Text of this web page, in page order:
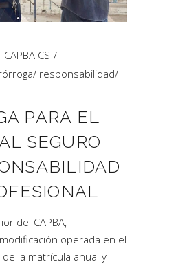
CAPBA CS
/ responsabilidad/
PARA EL
SEGURO
del CAPBA,
operada en el
la matrícula anual y